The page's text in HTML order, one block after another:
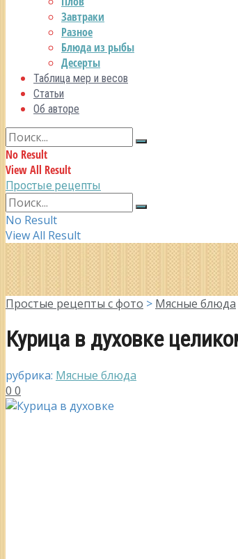
Завтраки
Разное
Блюда из рыбы
Десерты
Таблица мер и весов
Статьи
Об авторе
No Result
View All Result
Простые рецепты
No Result
View All Result
Простые рецепты с фото > Мясные блюда
Курица в духовке
рубрика: Мясные блюда
0 0